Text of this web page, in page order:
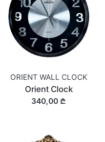
ORIENT WALL CLOCK
Orient Clock
340,00 ₾